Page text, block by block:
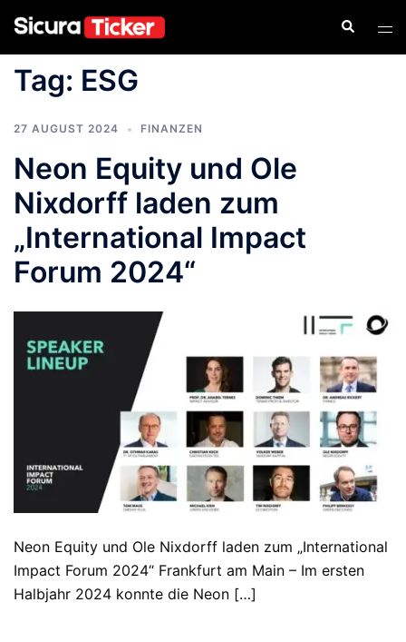
Tag: ESG
27 AUGUST 2024 FINANZEN
Neon Equity und Ole
Nixdorff laden zum
„International Impact
Forum 2024“
Neon Equity und Ole Nixdorff laden zum „International
Impact Forum 2024“ Frankfurt am Main – Im ersten
Halbjahr 2024 konnte die Neon […]